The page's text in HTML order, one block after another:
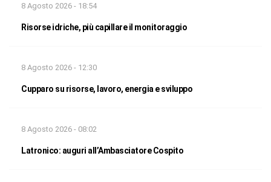
8 Agosto 2026 - 18:54
Risorse idriche, più capillare il monitoraggio
8 Agosto 2026 - 12:30
Cupparo su risorse, lavoro, energia e sviluppo
8 Agosto 2026 - 08:02
Latronico: auguri all’Ambasciatore Cospito